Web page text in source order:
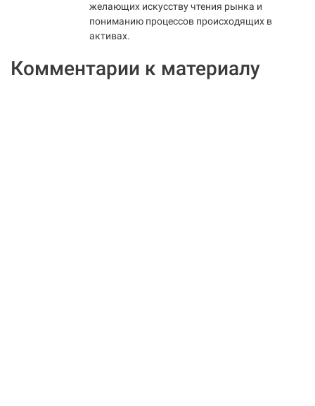
желающих искусству чтения рынка и
пониманию процессов происходящих в
активах.
Комментарии к материалу